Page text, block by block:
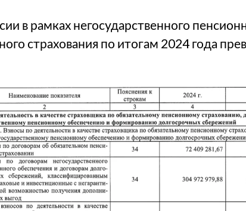
в рамках негосударственного
страхования по итогам 2024 года